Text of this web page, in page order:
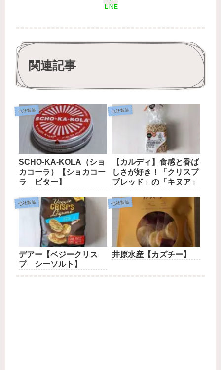
LINE
関連記事
他社製品
SCHO-KA-KOLA（ショ
カコーラ）【ショカコー
ラ ビター】
他社製品
【カルディ】食感と香ば
しさが好き！「クリスプ
ブレッド」の「キヌア」
他社製品
デアー【ベジークリス
プ シーソルト】
他社製品
井原水産【カズチー】